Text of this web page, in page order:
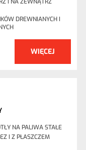
I NA ZEWNĄTRZ
DREWNIANYCH I
WIĘCEJ
NA PALIWA STAŁE
I Z PŁASZCZEM